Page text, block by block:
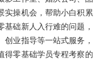
实操机会，帮助小白积累
础新人入行难的问题，
业指导等一站式服务，
得零基础学员专程考察的